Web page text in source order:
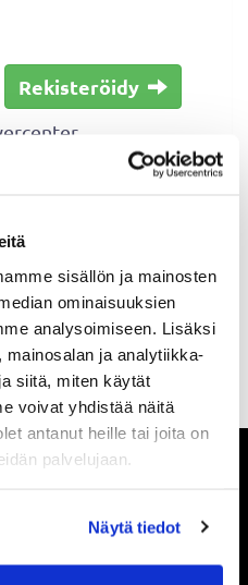
sisällön ja mainosten
ominaisuuksien
analysoimiseen. Lisäksi
ja analytiikka-
siitä, miten käytät
voivat yhdistää näitä
antanut heille tai joita on
palvelujaan.
Näytä tiedot
Rekisteröidy